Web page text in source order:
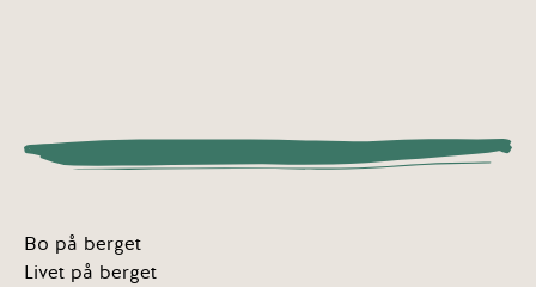
Bo på berget
Livet på berget